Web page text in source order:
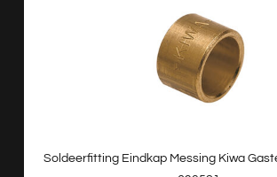
Soldeerfitting Eindkap Messing Kiwa